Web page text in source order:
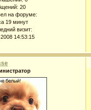
20
на форуме:
19 минут
визит:
14:53:15